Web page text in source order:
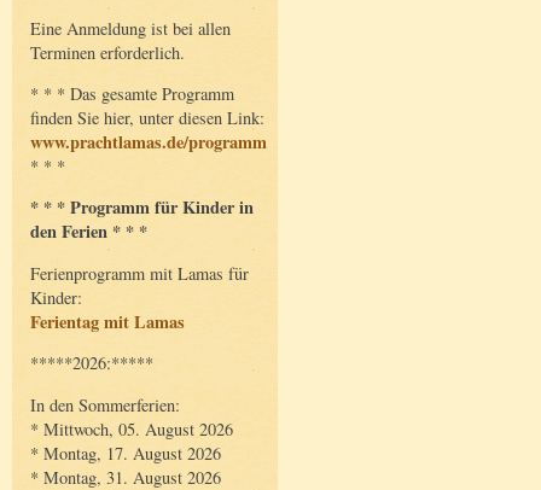
Eine Anmeldung ist bei allen
Terminen erforderlich.
* * * Das gesamte Programm
finden Sie hier, unter diesen Link:
www.prachtlamas.de/programm
* * *
* * * Programm für Kinder in
den Ferien * * *
Ferienprogramm mit Lamas für
Kinder:
Ferientag mit Lamas
*****2026:*****
In den Sommerferien:
* Mittwoch, 05. August 2026
* Montag, 17. August 2026
* Montag, 31. August 2026